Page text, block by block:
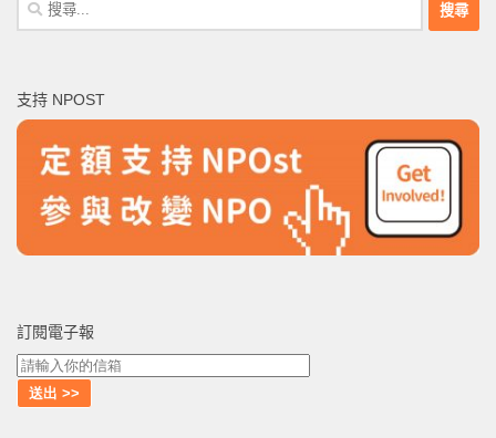
尋
字:
支持 NPOST
訂閱電子報